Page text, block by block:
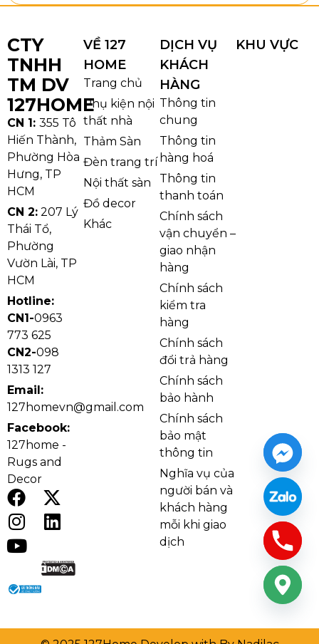
CTY
TNHH
TM DV
127HOME
CN 1: 355 Tô
Hiến Thành,
Phường Hòa
Hưng, TP
HCM
CN 2: 207 Lý
Thái Tổ,
Phường
Vườn Lài, TP
HCM
Hotline:
CN1-0963
773 625
CN2-098
1313 127
Email:
127homevn@gmail.com
Facebook:
127home -
Rugs and
Decor
VỀ 127
HOME
Trang chủ
Phụ kiện nội
thất nhà
Thảm Sàn
Đèn trang trí
Nội thất sàn
Đồ decor
Khác
DỊCH VỤ
KHÁCH
HÀNG
Thông tin
chung
Thông tin
hàng hoá
Thông tin
thanh toán
Chính sách
vận chuyển –
giao nhận
hàng
Chính sách
kiểm tra
hàng
Chính sách
đổi trả hàng
Chính sách
bảo hành
Chính sách
bảo mật
thông tin
Nghĩa vụ của
người bán và
khách hàng
mỗi khi giao
dịch
KHU VỰC